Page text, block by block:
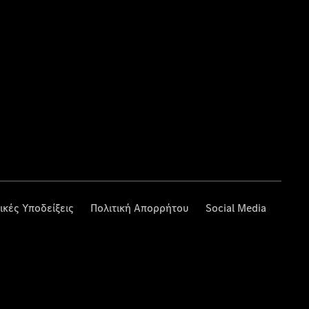
Υποδείξεις Πολιτική Απορρήτου Social Media